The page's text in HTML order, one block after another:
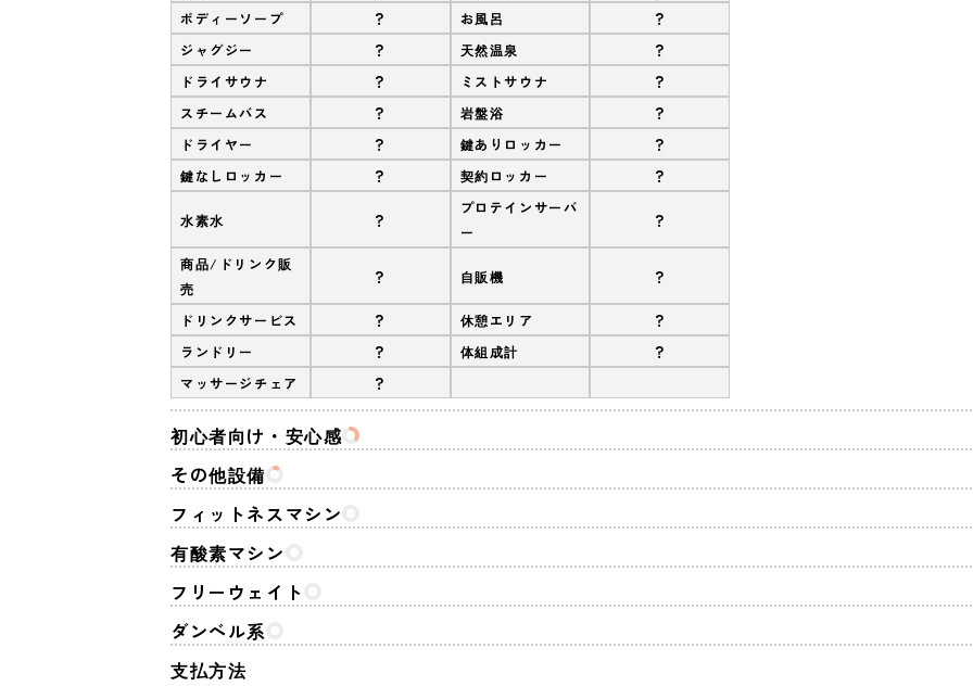
ボディーソープ ? お風呂 ?
ジャグジー ? 天然温泉 ?
ドライサウナ ? ミストサウナ ?
スチームバス ? 岩盤浴 ?
ドライヤー ? 鍵ありロッカー ?
鍵なしロッカー ? 契約ロッカー ?
水素水 ?
プロテインサーバ
ー
?
商品/ドリンク販
売
? 自販機 ?
ドリンクサービス ? 休憩エリア ?
ランドリー ? 体組成計 ?
マッサージチェア ?
初心者向け・安心感
その他設備
フィットネスマシン
有酸素マシン
フリーウェイト
ダンベル系
支払方法